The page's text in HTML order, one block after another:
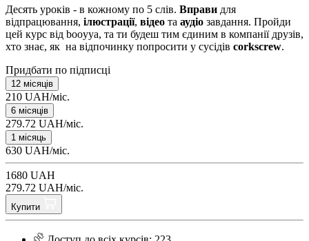
Десять уроків - в кожному по 5 слів. Вправи для
відпрацювання, ілюстрації, відео та аудіо завдання. Пройди
цей курс від booyya, та ти будеш тим єдиним в компанії друзів,
хто знає, як на відпочинку попросити у сусідів corkscrew.
Придбати по підписці
12 місяців
210 UAH/міс.
6 місяців
279.72 UAH/міс.
1 місяць
630 UAH/міс.
1680 UAH
279.72 UAH/міс.
Купити